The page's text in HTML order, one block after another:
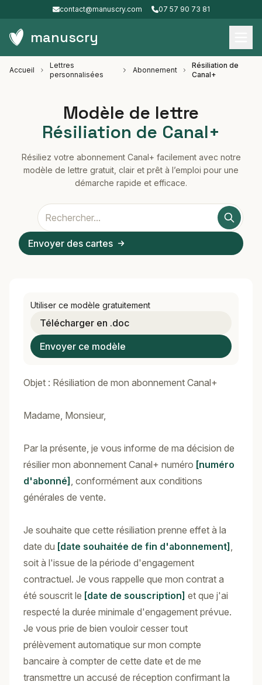
contact@manuscry.com 07 57 90 73 81
manuscry
Accueil
Lettres
personnalisées
Abonnement
Résiliation de
Canal+
Modèle de lettre
Résiliation de Canal+
Résiliez votre abonnement Canal+ facilement avec notre
modèle de lettre gratuit, clair et prêt à l’emploi pour une
démarche rapide et efficace.
Envoyer des cartes
Utiliser ce modèle gratuitement
Télécharger en .doc
Envoyer ce modèle
Objet : Résiliation de mon abonnement Canal+
Madame, Monsieur,
Par la présente, je vous informe de ma décision de
résilier mon abonnement Canal+ numéro [numéro
d'abonné] , conformément aux conditions
générales de vente.
Je souhaite que cette résiliation prenne effet à la
date du [date souhaitée de fin d'abonnement] ,
soit à l'issue de la période d'engagement
contractuel. Je vous rappelle que mon contrat a
été souscrit le [date de souscription] et que j'ai
respecté la durée minimale d'engagement prévue.
Je vous prie de bien vouloir cesser tout
prélèvement automatique sur mon compte
bancaire à compter de cette date et de me
transmettre un accusé de réception confirmant la